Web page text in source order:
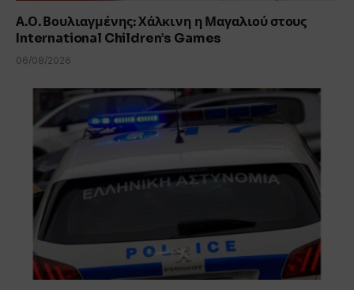
Α.Ο. Βουλιαγμένης: Χάλκινη η Μαγαλιού στους
International Children’s Games
06/08/2026